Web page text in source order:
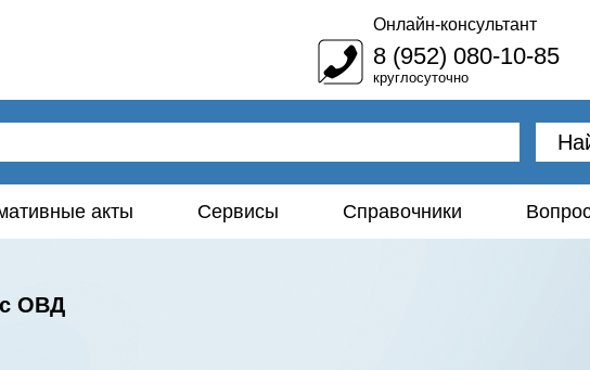
Онлайн-консультант
8 (952) 080-10-85
круглосуточно
акты Сервисы Справочники
с ОВД